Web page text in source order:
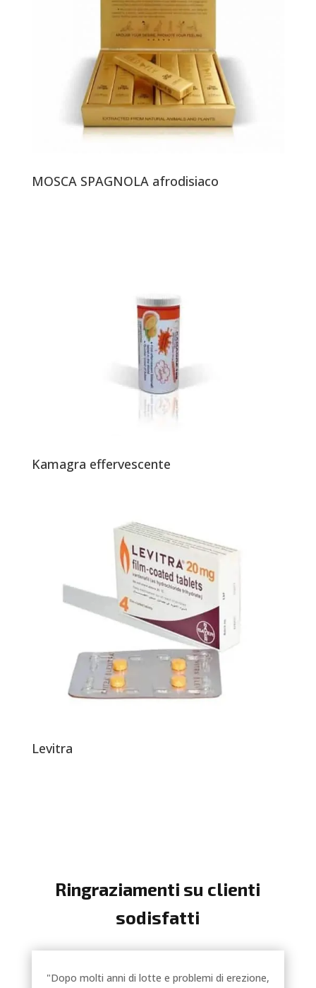
MOSCA SPAGNOLA afrodisiaco
Kamagra effervescente
Levitra
Ringraziamenti su clienti
sodisfatti
"Dopo molti anni di lotte e problemi di erezione,